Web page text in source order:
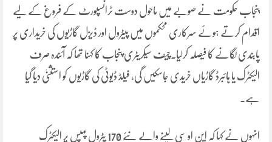
پنجاب حکومت نے صوبے میں ماحول دوست ٹرانسپورٹ کے فروغ کے لیے
اقدام کرتے ہوئے سرکاری محکموں میں پیٹرول اور ڈیزل گاڑیوں کی خریداری پر
پابندی لگانے کا فیصلہ کرلیا۔چیف سیکریٹری پنجاب کا کہنا تھا کہ آئندہ صرف
الیکٹرک یا ہائبرڈ گاڑیاں خریدی جاسکیں گی، فیلڈ ڈیوٹی کی گاڑیوں کو استثنیٰ دیا گیا
ہے۔
انہوں نے کہا کہ این او سی لینے والے نئے 170 پٹرول پمپس پر الیکٹرک